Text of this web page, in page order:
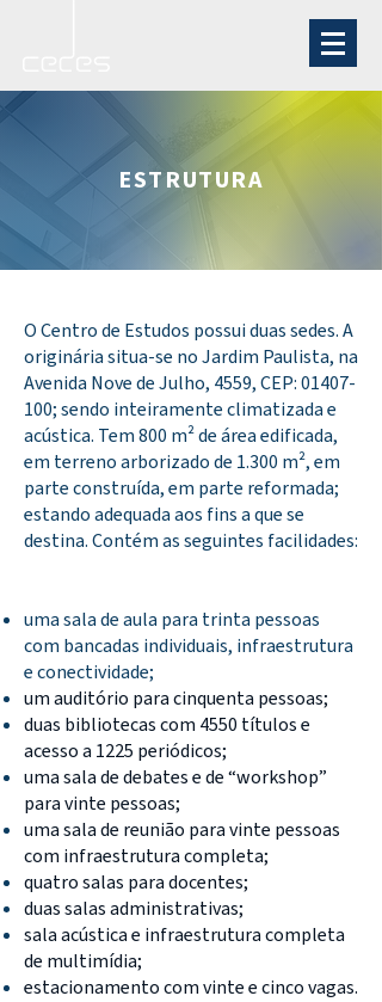
ESTRUTURA
O Centro de Estudos possui duas sedes. A
originária situa-se no Jardim Paulista, na
Avenida Nove de Julho, 4559, CEP:01407-
100; sendo inteiramente climatizada e
acústica. Tem 800 m² de área edificada,
em terreno arborizado de 1.300 m², em
parte construída, em parte reformada;
estando adequada aos fins a que se
destina. Contém as seguintes facilidades:
uma sala de aula para trinta pessoas
com bancadas individuais, infraestrutura
e conectividade;
um auditório para cinquenta pessoas;
duas bibliotecas com 4550 títulos e
acesso a 1225 periódicos;
uma sala de debates e de “workshop”
para vinte pessoas;
uma sala de reunião para vinte pessoas
com infraestrutura completa;
quatro salas para docentes;
duas salas administrativas;
sala acústica e infraestrutura completa
de multimídia;
estacionamento com vinte e cinco vagas.